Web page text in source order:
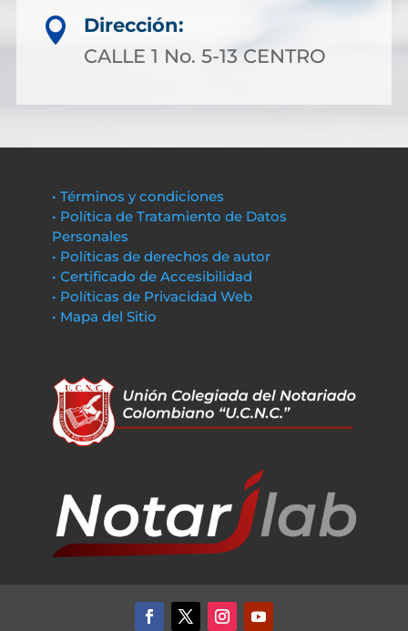

Dirección:
CALLE 1 No. 5-13 CENTRO
• Términos y condiciones
• Política de Tratamiento de Datos
Personales
• Políticas de derechos de autor
• Certificado de Accesibilidad
• Políticas de Privacidad Web
• Mapa del Sitio